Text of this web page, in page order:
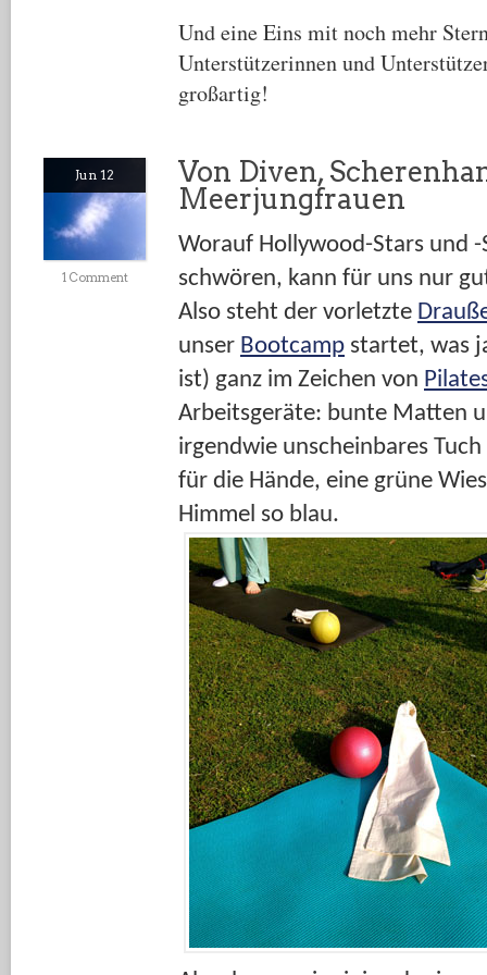
Und eine Eins mit noch mehr
Unterstützerinnen und
großartig!
Jun 12
1 Comment
Von Diven,
Meerjungfrauen
Worauf Hollywood-Stars und
schwören, kann für uns nur
Also steht der vorletzte
unser Bootcamp startet, was
ist) ganz im Zeichen von
Arbeitsgeräte: bunte Matten
irgendwie unscheinbares
für die Hände, eine grüne
Himmel so blau.